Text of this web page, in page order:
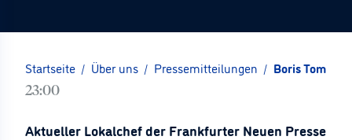
Startseite / Über uns / Pressemitteilungen / Boris Tomic
23:00
Aktueller Lokalchef der Frankfurter Neuen Presse